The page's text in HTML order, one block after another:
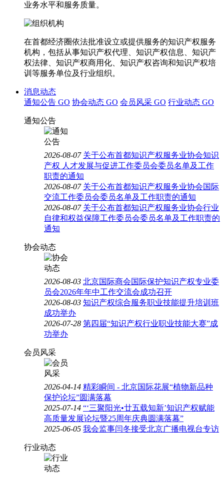
业务水平和服务质量。
在首都经济圈依法批准设立或提供服务的知识产权服务
机构，包括从事知识产权代理、知识产权信息、知识产
权法律、知识产权商用化、知识产权咨询和知识产权培
训等服务单位及行业组织。
消息动态
通知公告 GO 协会动态 GO 会员风采 GO 行业动态 GO
通知公告
2026-08-07 关于公布首都知识产权服务业协会知识
产权 人才发展与促进工作委员会委员名单及工作
职责的通知
2026-08-07 关于公布首都知识产权服务业协会国际
交流工作委员会委员名单及工作职责的通知
2026-08-07 关于公布首都知识产权服务业协会行业
自律和权益保障工作委员会委员名单及工作职责的
通知
协会动态
2026-08-03 北京国际商会国际保护知识产权专业委
员会2026年年中工作交流会成功召开
2026-08-03 知识产权综合服务职业技能提升培训班
成功举办
2026-07-28 第四届“知识产权行业职业技能大赛”成
功举办
会员风采
2026-04-14 精彩瞬间 - 北京国际花展“植物新品种
保护论坛”圆满落幕
2025-07-14 “‘三聚阳光•廿五载知新’知识产权赋能
高质量发展论坛暨25周年庆典圆满落幕”
2025-06-05 我会监事闫冬接受北京广播电视台专访
行业动态